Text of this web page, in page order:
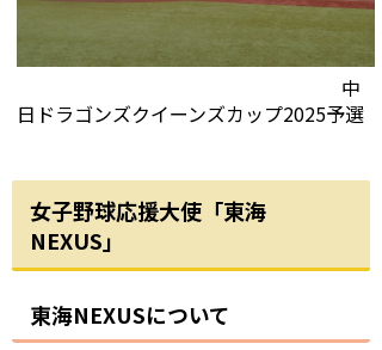
中
日ドラゴンズクイーンズカップ2025予選
女子野球応援大使「東海
NEXUS」
東海NEXUSについて